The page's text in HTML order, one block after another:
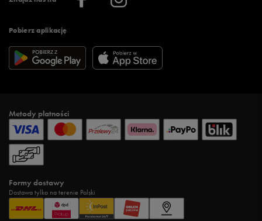
Pobierz aplikację
Metody płatności
Formy dostawy
Dostawa tylko na terenie Polski